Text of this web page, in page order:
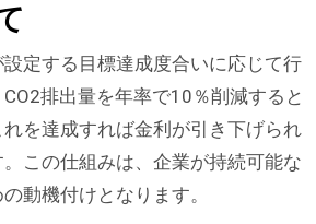
定する目標達成度合いに応じて行
排出量を年率で10％削減すると
を達成すれば金利が引き下げられ
この仕組みは、企業が持続可能な
動機付けとなります。